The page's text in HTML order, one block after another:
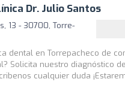
Dr. Julio Santos
13 - 30700, Torre-
dental en Torrepacheco de
Solicita nuestro diagnóstico
cualquier duda